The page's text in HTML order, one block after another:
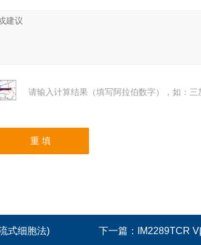
请输入计算结果（填写阿拉伯数字），如：三
式细胞法) 下一篇： IM2289TCR